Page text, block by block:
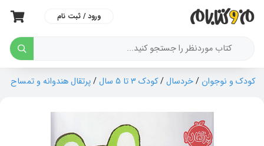
ورود / ثبت نام
کودک و نوجوان /خردسال/کودک 3 تا 5 سال /پرتقال هندوانه و تمساح